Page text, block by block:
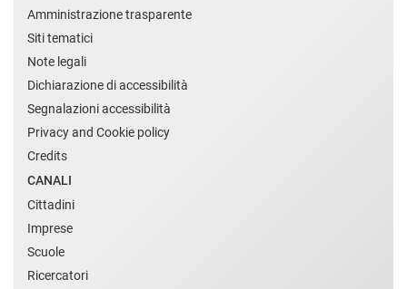
Amministrazione trasparente
Siti tematici
Note legali
Dichiarazione di accessibilità
Segnalazioni accessibilità
Privacy and Cookie policy
Credits
CANALI
Cittadini
Imprese
Scuole
Ricercatori